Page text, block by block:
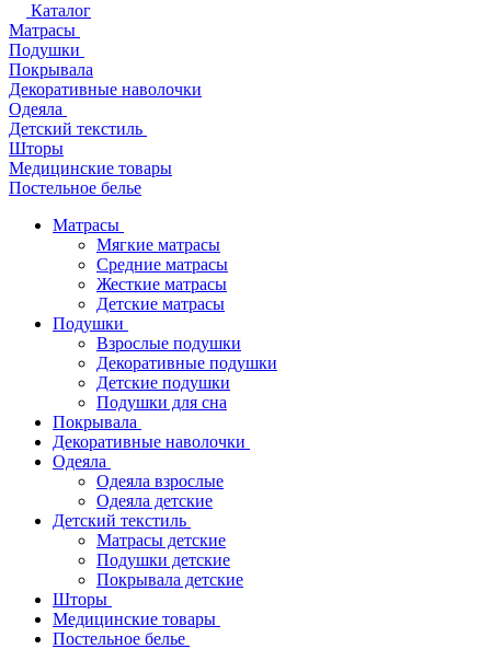
Каталог
Матрасы
Подушки
Покрывала
Декоративные наволочки
Одеяла
Детский текстиль
Шторы
Медицинские товары
Постельное белье
Матрасы
Мягкие матрасы
Средние матрасы
Жесткие матрасы
Детские матрасы
Подушки
Взрослые подушки
Декоративные подушки
Детские подушки
Подушки для сна
Покрывала
Декоративные наволочки
Одеяла
Одеяла взрослые
Одеяла детские
Детский текстиль
Матрасы детские
Подушки детские
Покрывала детские
Шторы
Медицинские товары
Постельное белье